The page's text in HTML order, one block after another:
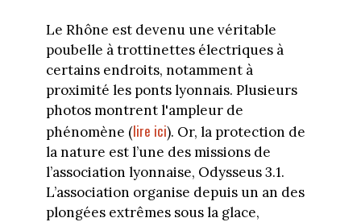
Le Rhône est devenu une véritable
poubelle à trottinettes électriques à
certains endroits, notamment à
proximité les ponts lyonnais. Plusieurs
photos montrent l'ampleur de
phénomène (lire ici). Or, la protection de
la nature est l’une des missions de
l’association lyonnaise, Odysseus 3.1.
L’association organise depuis un an des
plongées extrêmes sous la glace,